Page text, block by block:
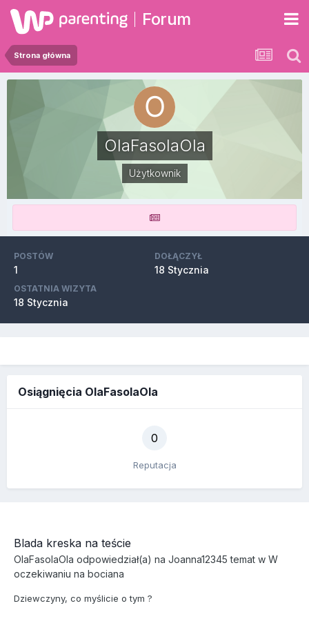
Forum
Strona główna
OlaFasolaOla
Użytkownik
POSTÓW
1
DOŁĄCZYŁ
18 Stycznia
OSTATNIA WIZYTA
18 Stycznia
Osiągnięcia OlaFasolaOla
0
Reputacja
Blada kreska na teście
OlaFasolaOla odpowiedział(a) na Joanna12345 temat w W
oczekiwaniu na bociana
Dziewczyny, co myślicie o tym ?